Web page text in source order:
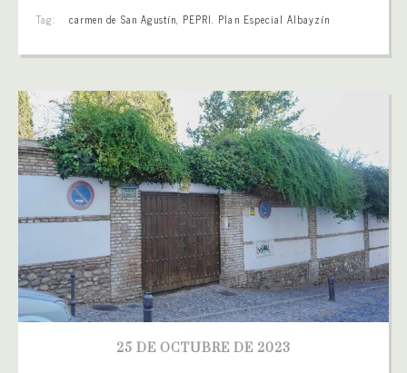
Tag: carmen de San Agustín, PEPRI. Plan Especial Albayzín
25 DE OCTUBRE DE 2023